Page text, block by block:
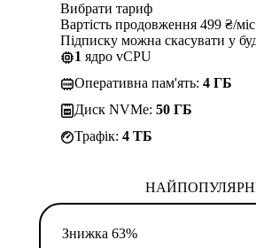
Вибрати тариф
Вартість продовження 499 ₴/
Підписку можна скасувати у
1 ядро vCPU
Оперативна пам'ять: 4 ГБ
Диск NVMe: 50 ГБ
Трафік: 4 TБ
Знижка 63%